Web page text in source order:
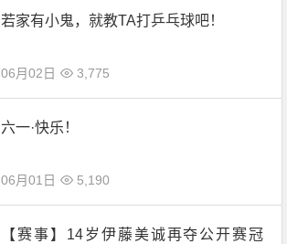
若家有小鬼，就教TA打乒乓球吧！
06月02日 3,775
六一·快乐！
06月01日 5,190
【赛事】14岁伊藤美诚再夺公开赛冠